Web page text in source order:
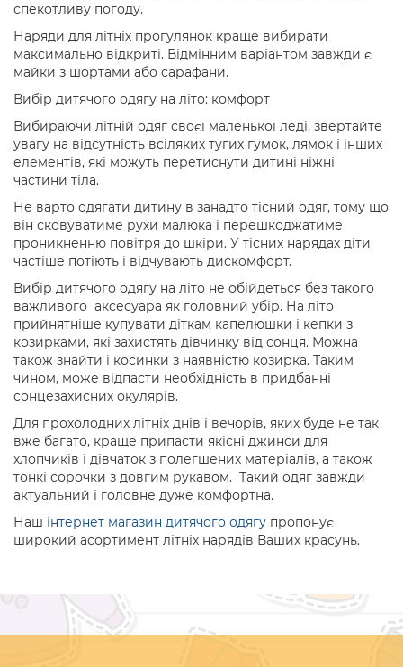
спекотливу погоду.
Наряди для літніх прогулянок краще вибирати
максимально відкриті. Відмінним варіантом завжди є
майки з шортами або сарафани.
Вибір дитячого одягу на літо: комфорт
Вибираючи літній одяг своєї маленької леді, звертайте
увагу на відсутність всіляких тугих гумок, лямок і інших
елементів, які можуть перетиснути дитині ніжні
частини тіла.
Не варто одягати дитину в занадто тісний одяг, тому що
він сковуватиме рухи малюка і перешкоджатиме
проникненню повітря до шкіри. У тісних нарядах діти
частіше потіють і відчувають дискомфорт.
Вибір дитячого одягу на літо не обійдеться без такого
важливого аксесуара як головний убір. На літо
прийнятніше купувати діткам капелюшки і кепки з
козирками, які захистять дівчинку від сонця. Можна
також знайти і косинки з наявністю козирка. Таким
чином, може відпасти необхідність в придбанні
сонцезахисних окулярів.
Для прохолодних літніх днів і вечорів, яких буде не так
вже багато, краще припасти якісні джинси для
хлопчиків і дівчаток з полегшених матеріалів, а також
тонкі сорочки з довгим рукавом. Такий одяг завжди
актуальний і головне дуже комфортна.
Наш інтернет магазин дитячого одягу пропонує
широкий асортимент літніх нарядів Ваших красунь.